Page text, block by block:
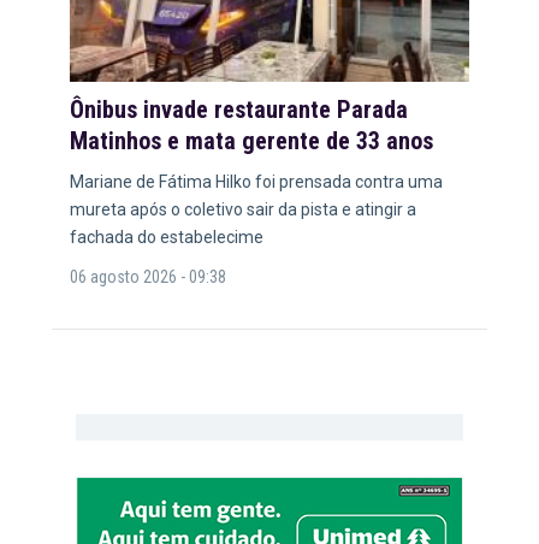
Ônibus invade restaurante Parada
Matinhos e mata gerente de 33 anos
Mariane de Fátima Hilko foi prensada contra uma
mureta após o coletivo sair da pista e atingir a
fachada do estabelecime
06 agosto 2026 - 09:38